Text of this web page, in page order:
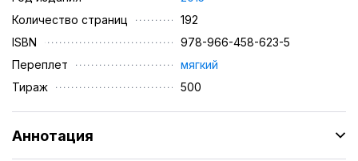
Количество страниц
192
ISBN
978-966-458-623-5
Переплет
мягкий
Тираж
500
Аннотация